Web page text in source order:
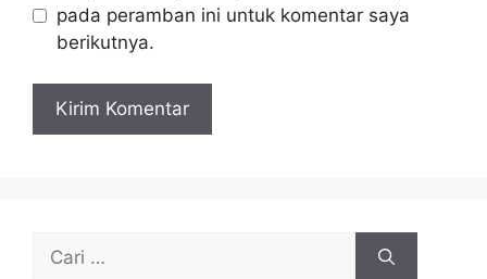
pada peramban ini untuk komentar saya
berikutnya.
Cari